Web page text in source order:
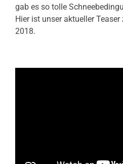
gab es so tolle
Hier ist unser aktueller
2018.